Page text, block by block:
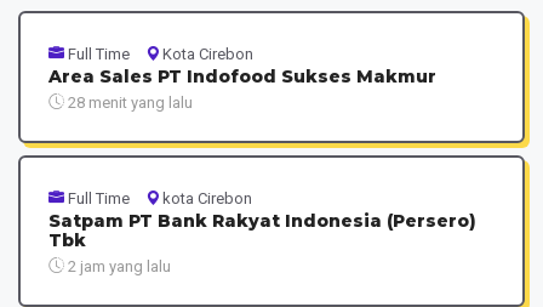
Full Time Kota Cirebon
Area Sales PT Indofood Sukses Makmur
28 menit yang lalu
Full Time kota Cirebon
Satpam PT Bank Rakyat Indonesia (Persero)
Tbk
2 jam yang lalu